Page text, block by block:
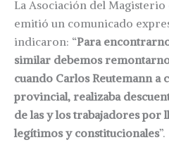
La Asociación del Magisterio
emitió un comunicado
indicaron: “Para
similar debemos
cuando Carlos Reutemann a
provincial, realizaba
de las y los trabajadores por
legítimos y constitucionales”.